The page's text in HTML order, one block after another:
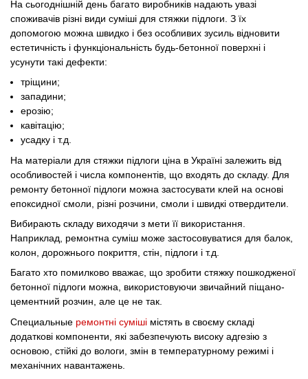
На сьогоднішній день багато виробників надають увазі
споживачів різні види суміші для стяжки підлоги. З їх
допомогою можна швидко і без особливих зусиль відновити
естетичність і функціональність будь-бетонної поверхні і
усунути такі дефекти:
тріщини;
западини;
ерозію;
кавітацію;
усадку і т.д.
На матеріали для стяжки підлоги ціна в Україні залежить від
особливостей і числа компонентів, що входять до складу. Для
ремонту бетонної підлоги можна застосувати клей на основі
епоксидної смоли, різні розчини, смоли і швидкі отвердители.
Вибирають складу виходячи з мети її використання.
Наприклад, ремонтна суміш може застосовуватися для балок,
колон, дорожнього покриття, стін, підлоги і т.д.
Багато хто помилково вважає, що зробити стяжку пошкодженої
бетонної підлоги можна, використовуючи звичайний піщано-
цементний розчин, але це не так.
Специальные ремонтні суміші містять в своєму складі
додаткові компоненти, які забезпечують високу адгезію з
основою, стійкі до вологи, змін в температурному режимі і
механічних навантажень.